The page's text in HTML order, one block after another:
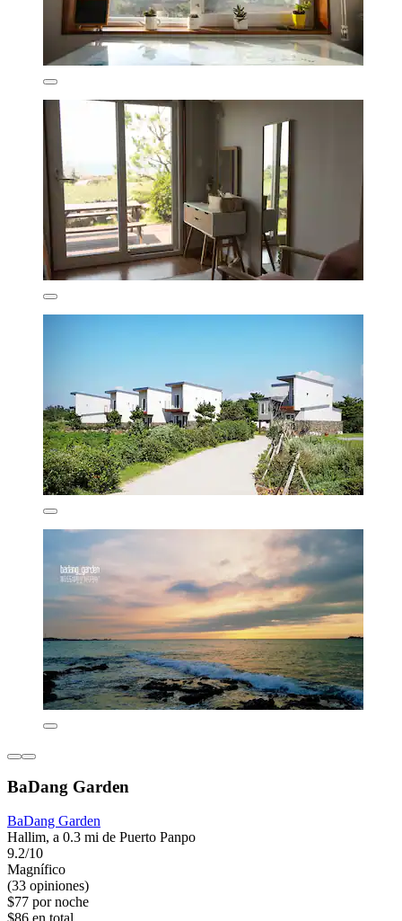
BaDang Garden
BaDang Garden
Hallim, a 0.3 mi de Puerto Panpo
9.2/10
Magnífico
(33 opiniones)
$77 por noche